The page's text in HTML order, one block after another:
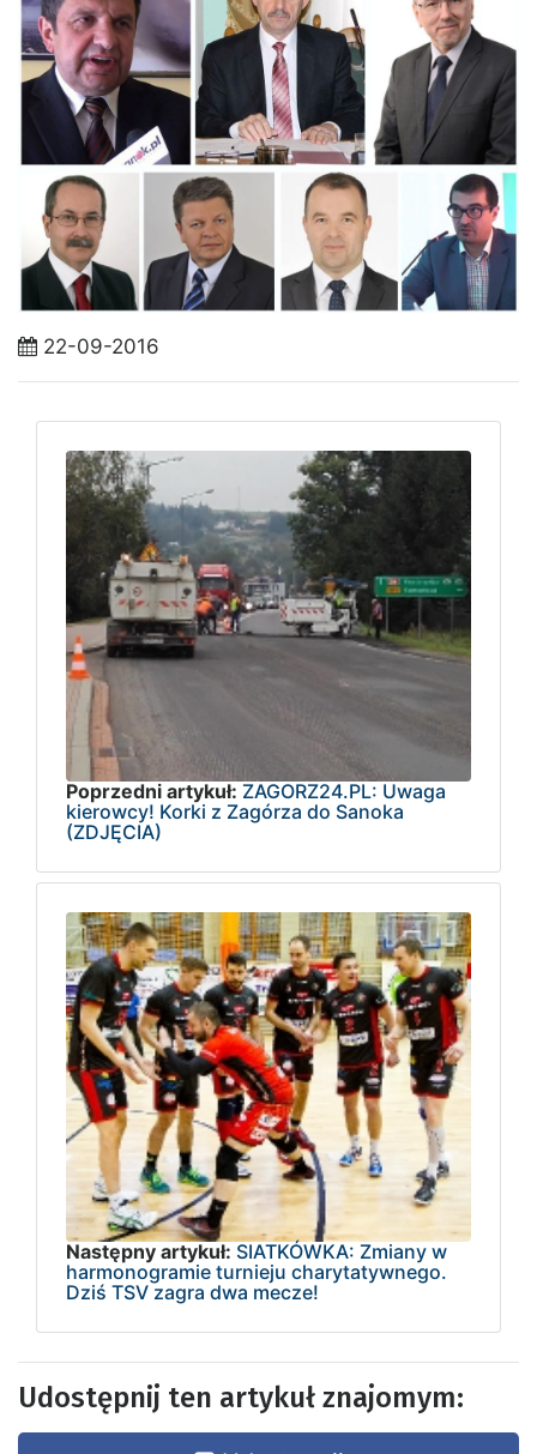
22-09-2016
Poprzedni artykuł: ZAGORZ24.PL: Uwaga
kierowcy! Korki z Zagórza do Sanoka
(ZDJĘCIA)
Następny artykuł: SIATKÓWKA: Zmiany w
harmonogramie turnieju charytatywnego.
Dziś TSV zagra dwa mecze!
Udostępnij ten artykuł znajomym: